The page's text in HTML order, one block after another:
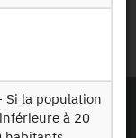
à 20